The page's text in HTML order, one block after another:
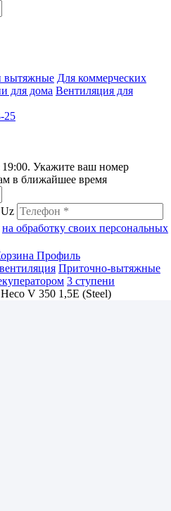
вытяжные Для коммерческих
для дома Вентиляция для
25
19:00. Укажите ваш номер
в ближайшее время
Uz
на обработку своих персональных
Профиль
Приточно-вытяжные
3 ступени
V 350 1,5E (Steel)